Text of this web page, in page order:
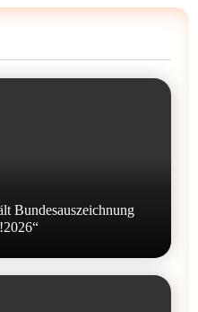
Bundesauszeichnung